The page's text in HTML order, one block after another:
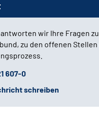
wir Ihre Fragen
zu den offenen Stellen
607-0
schreiben